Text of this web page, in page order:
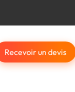
Recevoir un devis